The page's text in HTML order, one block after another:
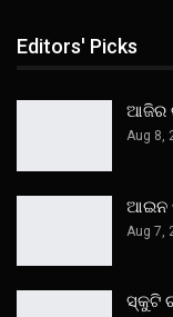
Editors' Picks
ଆଜିର
Aug 8,
ଆଇନ
Aug 7,
ସ୍କୁଟି